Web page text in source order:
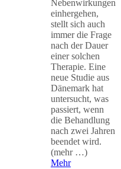
Nebenwirkungen
einhergehen,
stellt sich auch
immer die Frage
nach der Dauer
einer solchen
Therapie. Eine
neue Studie aus
Dänemark hat
untersucht, was
passiert, wenn
die Behandlung
nach zwei Jahren
beendet wird.
(mehr …)
Mehr